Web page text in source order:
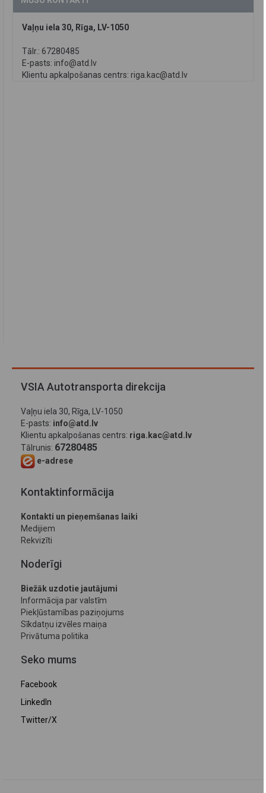
Vaļņu iela 30, Rīga, LV-1050
Tālr.: 67280485
E-pasts: info@atd.lv
Klientu apkalpošanas centrs: riga.kac@atd.lv
VSIA Autotransporta direkcija
Vaļņu iela 30, Rīga, LV-1050
E-pasts: info@atd.lv
Klientu apkalpošanas centrs: riga.kac@atd.lv
Tālrunis: 67280485
e-adrese
Kontaktinformācija
Kontakti un pieņemšanas laiki
Medijiem
Rekvizīti
Noderīgi
Biežāk uzdotie jautājumi
Informācija par valstīm
Piekļūstamības paziņojums
Sīkdatņu izvēles maiņa
Privātuma politika
Seko mums
Facebook
LinkedIn
Twitter/X